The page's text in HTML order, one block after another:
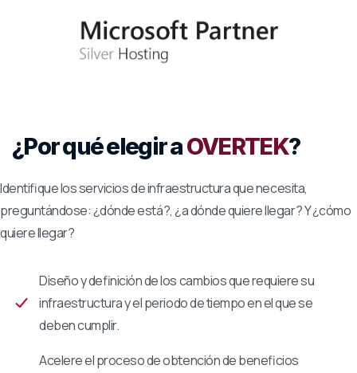
¿Por qué elegir aOVERTEK?
Identifique los servicios de infraestructura que necesita,
preguntándose: ¿dónde está?, ¿a dónde quiere llegar? Y ¿cómo
quiere llegar?
Diseño y definición de los cambios que requiere su
infraestructura y el periodo de tiempo en el que se
deben cumplir.
Acelere el proceso de obtención de beneficios